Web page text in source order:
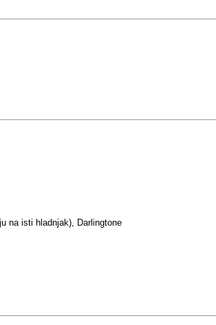
na isti hladnjak), Darlingtone